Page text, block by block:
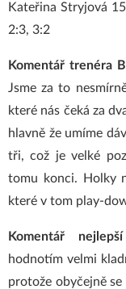
Kateřina Stryjová
2:3, 3:2
Komentář trenéra
Jsme za to
které nás čeká za
hlavně že umíme
tři, což je velké
tomu konci. Holky
které v tom play-
Komentář
hodnotím velmi
protože obyčejně